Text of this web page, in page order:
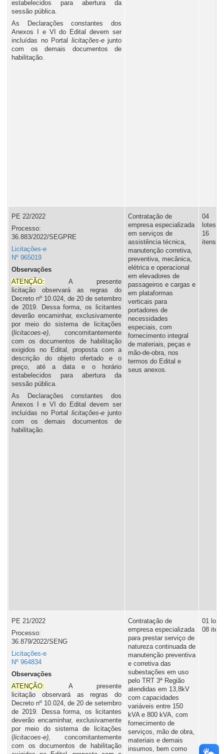
estabelecidos para abertura da
sessão pública.
As Declarações constantes dos
Anexos I e VI do Edital devem ser
incluídas no Portal
licitações-ejunto
com os demais documentos de
habilitação.
PE 22/2022
Processo:
36.883/2022/SEGPRE
Licitações-e
Nº 965019
Observações
ATENÇÃO: A presente
licitação observará as regras do
Decreto nº 10.024, de 20 de setembro
de 2019. Dessa forma, os licitantes
deverão encaminhar, exclusivamente
por meio do sistema de licitações
(licitacoes-e) , concomitantemente
com os documentos de habilitação
exigidos no Edital, proposta com a
descrição do objeto ofertado e o
preço, até a data e o horário
estabelecidos para abertura da
sessão pública.
As Declarações constantes dos
Anexos I e VI do Edital devem ser
incluídas no Portal
licitações-ejunto
com os demais documentos de
habilitação.
Contratação de
empresa especializada
em serviços de
assistência técnica,
manutenção corretiva,
preventiva, mecânica,
elétrica e operacional
em elevadores de
passageiros e cargas e
em plataformas
verticais para
portadores de
necessidades
especiais, com
fornecimento integral
de materiais, peças e
mão-de-obra, nos
termos do Edital e
seus anexos.
04
lotes,
16
itens.
PE 21/2022
Processo:
36.879/2022/SENG
Licitações-e
Nº 964834
Observações
ATENÇÃO: A presente
licitação observará as regras do
Decreto nº 10.024, de 20 de setembro
de 2019. Dessa forma, os licitantes
deverão encaminhar, exclusivamente
por meio do sistema de licitações
(licitacoes-e) , concomitantemente
com os documentos de habilitação
Contratação de
empresa especializada
para prestar serviço de
natureza continuada de
manutenção preventiva
e corretiva das
subestações em uso
pelo TRT 3ª Região
atendidas em 13,8kV
com capacidades
variáveis entre 150
kVA e 800 kVA, com
fornecimento de
serviços, mão de obra,
materiais e demais
insumos, bem como
01 lote,
08